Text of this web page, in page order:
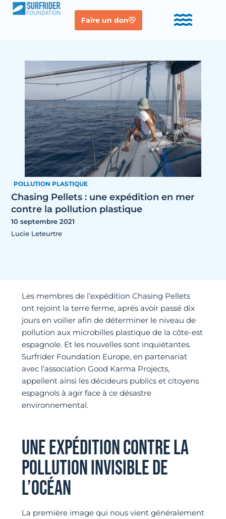
Faire un don
POLLUTION PLASTIQUE
Chasing Pellets : une expédition en mer
contre la pollution plastique
10 septembre 2021
Lucie Leteurtre
Les membres de l’expédition Chasing Pellets
ont rejoint la terre ferme, après avoir passé dix
jours en voilier afin de déterminer le niveau de
pollution aux microbilles plastique de la côte-est
espagnole. Et les nouvelles sont inquiétantes.
Surfrider Foundation Europe, en partenariat
avec l’association Good Karma Projects,
appellent ainsi les décideurs publics et citoyens
espagnols à agir face à ce désastre
environnemental.
UNE EXPÉDITION CONTRE LA
POLLUTION INVISIBLE DE
L’OCÉAN
La première image qui nous vient généralement